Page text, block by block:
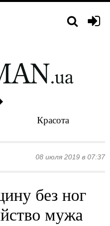
Красота
08 июля 2019 в 07:37
без ног
мужа